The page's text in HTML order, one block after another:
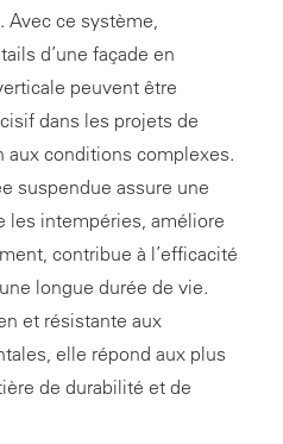
ce système,
d’une façade en
peuvent être
dans les projets de
aux conditions complexes.
suspendue assure une
les intempéries, améliore
contribue à l’efficacité
longue durée de vie.
et résistante aux
elle répond aux plus
de durabilité et de